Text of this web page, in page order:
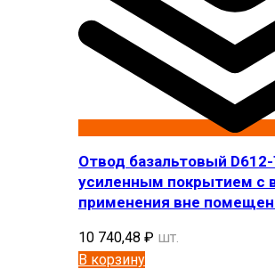
Отвод базальтовый
усиленным покрытием с
применения вне
10 740,48 ₽ шт.
В корзину